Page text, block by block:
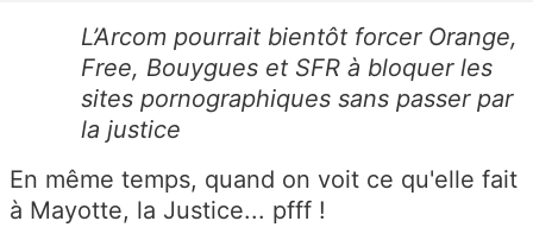
L’Arcom pourrait bientôt forcer Orange,
Free, Bouygues et SFR à bloquer les
sites pornographiques sans passer par
la justice
En même temps, quand on voit ce qu'elle fait
à Mayotte, la Justice... pfff !